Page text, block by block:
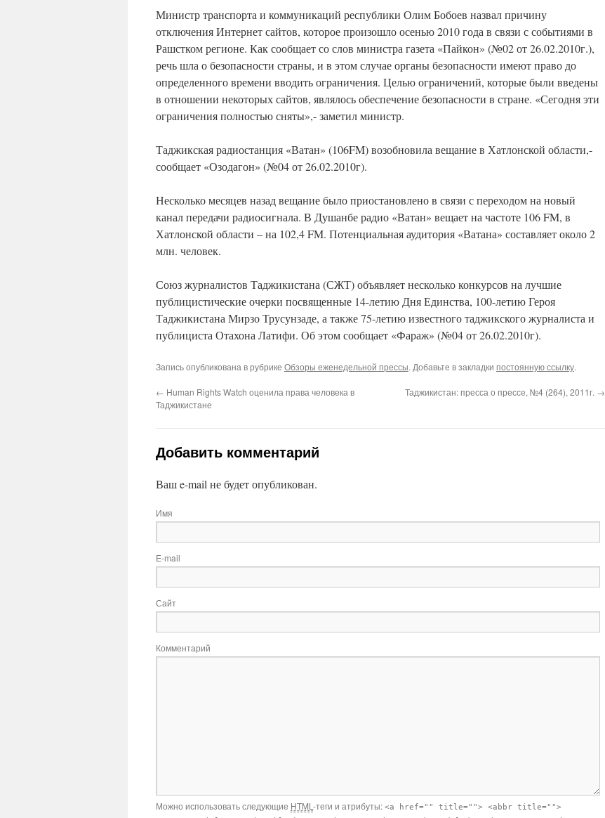
Министр транспорта и коммуникаций республики Олим Бобоев назвал причину
отключения Интернет сайтов, которое произошло осенью 2010 года в связи с событиями в
Рашстком регионе. Как сообщает со слов министра газета «Пайкон» (№02 от 26.02.2010г.),
речь шла о безопасности страны, и в этом случае органы безопасности имеют право до
определенного времени вводить ограничения. Целью ограничений, которые были введены
в отношении некоторых сайтов, являлось обеспечение безопасности в стране. «Сегодня эти
ограничения полностью сняты»,- заметил министр.
Таджикская радиостанция «Ватан» (106FM) возобновила вещание в Хатлонской области,-
сообщает «Озодагон» (№04 от 26.02.2010г).
Несколько месяцев назад вещание было приостановлено в связи с переходом на новый
канал передачи радиосигнала. В Душанбе радио «Ватан» вещает на частоте 106 FM, в
Хатлонской области – на 102,4 FM. Потенциальная аудитория «Ватана» составляет около 2
млн. человек.
Союз журналистов Таджикистана (СЖТ) объявляет несколько конкурсов на лучшие
публицистические очерки посвященные 14-летию Дня Единства, 100-летию Героя
Таджикистана Мирзо Трусунзаде, а также 75-летию известного таджикского журналиста и
публициста Отахона Латифи. Об этом сообщает «Фараж» (№04 от 26.02.2010г).
Запись опубликована в рубрике Обзоры еженедельной прессы. Добавьте в закладки постоянную ссылку.
← Human Rights Watch оценила права человека в
Таджикистане
Таджикистан: пресса о прессе, №4 (264), 2011г. →
Добавить комментарий
Ваш e-mail не будет опубликован.
Имя
E-mail
Сайт
Комментарий
Можно использовать следующие HTML -теги и атрибуты: <a href="" title=""> <abbr title="">